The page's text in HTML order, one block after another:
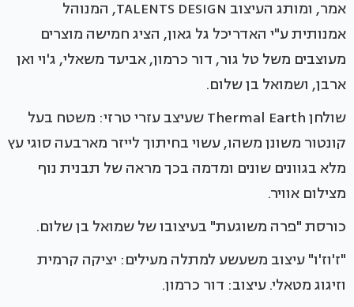
אמר, ומותג העיצוב TALENTS DESIGN, המנוהל
אמנותית ע"י האדריכל גל גאון, הציג חמישה מוצרים
מעוצבים משל טל גור, דור כרמון, אביעד משאלי, ג'וי ואן
ארבן, ושמואל בן שלום.
שולחן Thermal Earth שעיצב עזרי טרזי: משטח בעל
קונטור משונן משהו, עשוי בחיתוך לייזר מארבעה סוגי עץ
מלא בגוונים שונים ומדמה בכך מראה של תבנית נוף
מצילום אוויר.
כורסת "פרה משוגעת" בעיצובו של שמואל בן שלום.
"ז'וז'ו" עיצוב משעשע למתלה מעילים: יציקה קרמית
וזיגוג מטאלי. עיצוב: דור כרמון.